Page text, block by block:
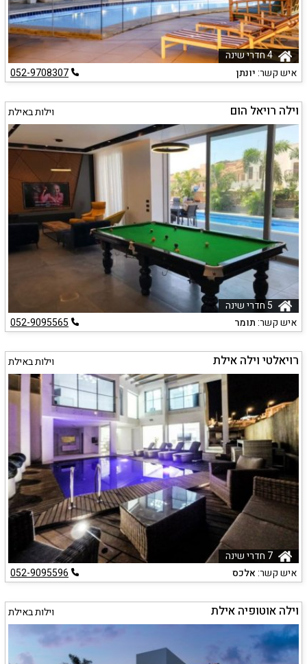
4 חדרי שינה
איש קשר:יונתן 052-9708307
וילה רויאל הום וילות באילת
איש קשר:תומר 052-9095565
רויאלטי וילה אילת וילות באילת
איש קשר:אלכס 052-9095596
וילה אוטופיה אילת וילות באילת